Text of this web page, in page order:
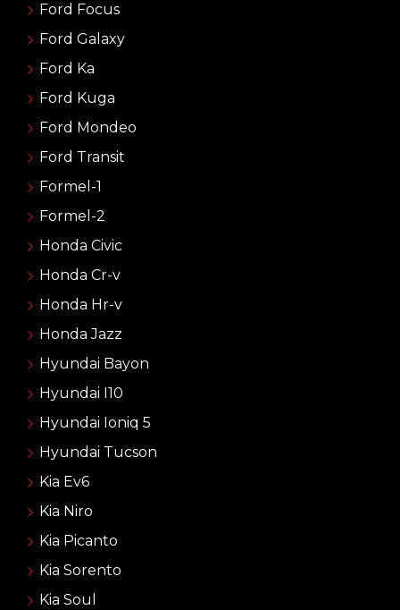
Ford Focus
Ford Galaxy
Ford Ka
Ford Kuga
Ford Mondeo
Ford Transit
Formel-1
Formel-2
Honda Civic
Honda Cr-v
Honda Hr-v
Honda Jazz
Hyundai Bayon
Hyundai I10
Hyundai Ioniq 5
Hyundai Tucson
Kia Ev6
Kia Niro
Kia Picanto
Kia Sorento
Kia Soul